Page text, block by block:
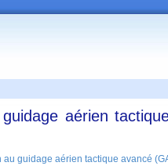
aérien